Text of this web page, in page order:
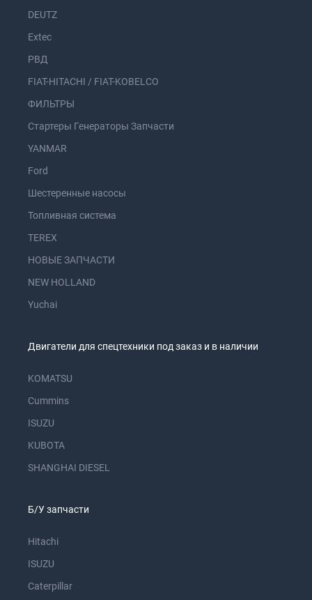
DEUTZ
Extec
РВД
FIAT-HITACHI / FIAT-KOBELCO
ФИЛЬТРЫ
Стартеры Генераторы Запчасти
YANMAR
Ford
Шестеренные насосы
Топливная система
TEREX
НОВЫЕ ЗАПЧАСТИ
NEW HOLLAND
Yuchai
Двигатели для спецтехники под заказ и в наличии
KOMATSU
Cummins
ISUZU
KUBOTA
SHANGHAI DIESEL
Б/У запчасти
Hitachi
ISUZU
Caterpillar